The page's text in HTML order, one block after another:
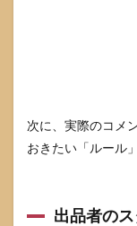
次に、実際のコメ
おきたい「ルール
出品者の